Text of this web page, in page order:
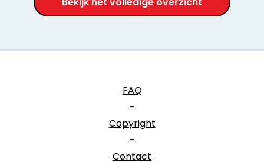
FAQ
-
Copyright
-
Contact